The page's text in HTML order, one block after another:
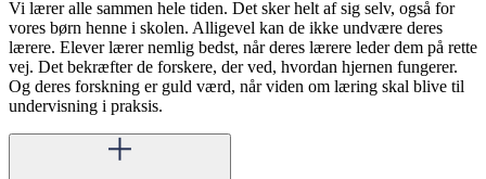
Vi lærer alle sammen hele tiden. Det sker helt af sig selv, også for
vores børn henne i skolen. Alligevel kan de ikke undvære deres
lærere. Elever lærer nemlig bedst, når deres lærere leder dem på rette
vej. Det bekræfter de forskere, der ved, hvordan hjernen fungerer.
Og deres forskning er guld værd, når viden om læring skal blive til
undervisning i praksis.